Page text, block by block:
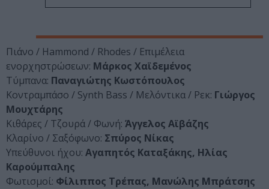
Πιάνο / Hammond / Rhodes / Επιμέλεια
ενορχηστρώσεων: Μάρκος Χαϊδεμένος
Τύμπανα: Παναγιώτης Κωστόπουλος
Κοντραμπάσο / Synth Bass / Μελόντικα / Ρεκ: Γιώργος
Μουχτάρης
Κιθάρες / Τζουρά / Φωνή: Άγγελος Αϊβάζης
Κλαρίνο / Σαξόφωνο: Σπύρος Νίκας
Υπεύθυνοι ήχου: Αγαπητός Καταξάκης, Ηλίας
Καρούμπαλης
Φωτισμοί: Φίλιππος Τρέπας, Μανώλης Μπράτσης